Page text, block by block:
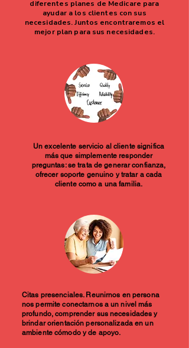
diferentes planes de Medicare para
ayudar a los clientes con sus
necesidades. Juntos encontraremos el
mejor plan para sus necesidades.
Un excelente servicio al cliente significa
más que simplemente responder
preguntas: se trata de generar confianza,
ofrecer soporte genuino y tratar a cada
cliente como a una familia.
Citas presenciales. Reunirnos en persona
nos permite conectarnos a un nivel más
profundo, comprender sus necesidades y
brindar orientación personalizada en un
ambiente cómodo y de apoyo.